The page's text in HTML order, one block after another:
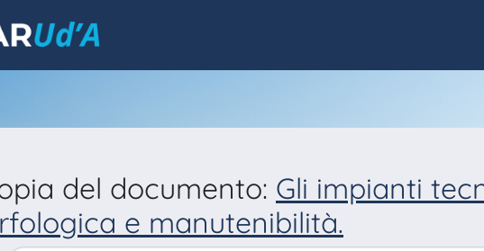
del documento: Gli impianti
e manutenibilità.